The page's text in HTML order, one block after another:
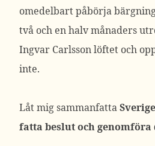
omedelbart påbörja
två och en halv månaders
Ingvar Carlsson löftet och
inte.
Låt mig sammanfatta
fatta beslut och genomföra